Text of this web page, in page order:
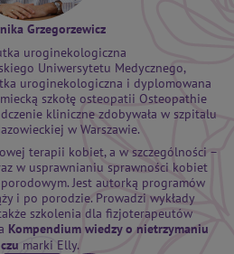
Grzegorzewicz
uroginekologiczna
Uniwersytetu Medycznego,
uroginekologiczna i dyplomowana
szkołę osteopatii Osteopathie
kliniczne zdobywała w szpitalu
w Warszawie.
terapii kobiet, a w szczególności –
w usprawnianiu sprawności kobiet
Jest autorką programów
i po porodzie. Prowadzi wykłady
szkolenia dla fizjoterapeutów
Kompendium wiedzy o nietrzymaniu
marki Elly.